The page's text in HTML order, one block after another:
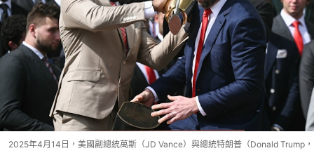
2025年4月14日，美國副總統萬斯（JD Vance）與總統特朗普（Donald Trump，